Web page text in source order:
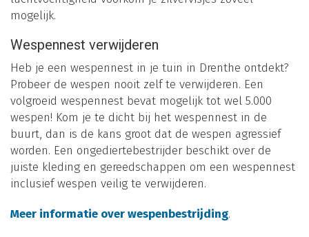
mogelijk.
Wespennest verwijderen
Heb je een wespennest in je tuin in Drenthe ontdekt?
Probeer de wespen nooit zelf te verwijderen. Een
volgroeid wespennest bevat mogelijk tot wel 5.000
wespen! Kom je te dicht bij het wespennest in de
buurt, dan is de kans groot dat de wespen agressief
worden. Een ongediertebestrijder beschikt over de
juiste kleding en gereedschappen om een wespennest
inclusief wespen veilig te verwijderen.
Meer informatie over wespenbestrijding.